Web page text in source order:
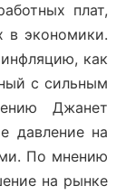
плат,
в экономики.
как
с сильным
Джанет
давление на
По мнению
на рынке